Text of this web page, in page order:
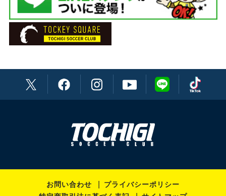
DF 26 夛田 凌輔
DF 29 川田 拳登
MF 2 西澤 代志也
MF 10 杉本 真
MF 14 西谷 和希
MF 16 仙石 廉
MF 21 牛之濵 拓
主務 荒井 厚志
エキップ 齋藤 裕行
ドクター 眞志取 浩貴
お問い合わせ
プライバシーポリシー